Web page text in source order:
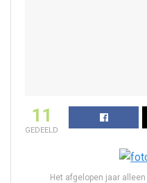
11
GEDEELD
Het afgelopen jaar